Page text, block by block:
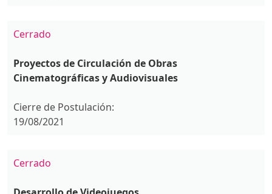
Cerrado
Proyectos de Circulación de Obras
Cinematográficas y Audiovisuales
Cierre de Postulación:
19/08/2021
Cerrado